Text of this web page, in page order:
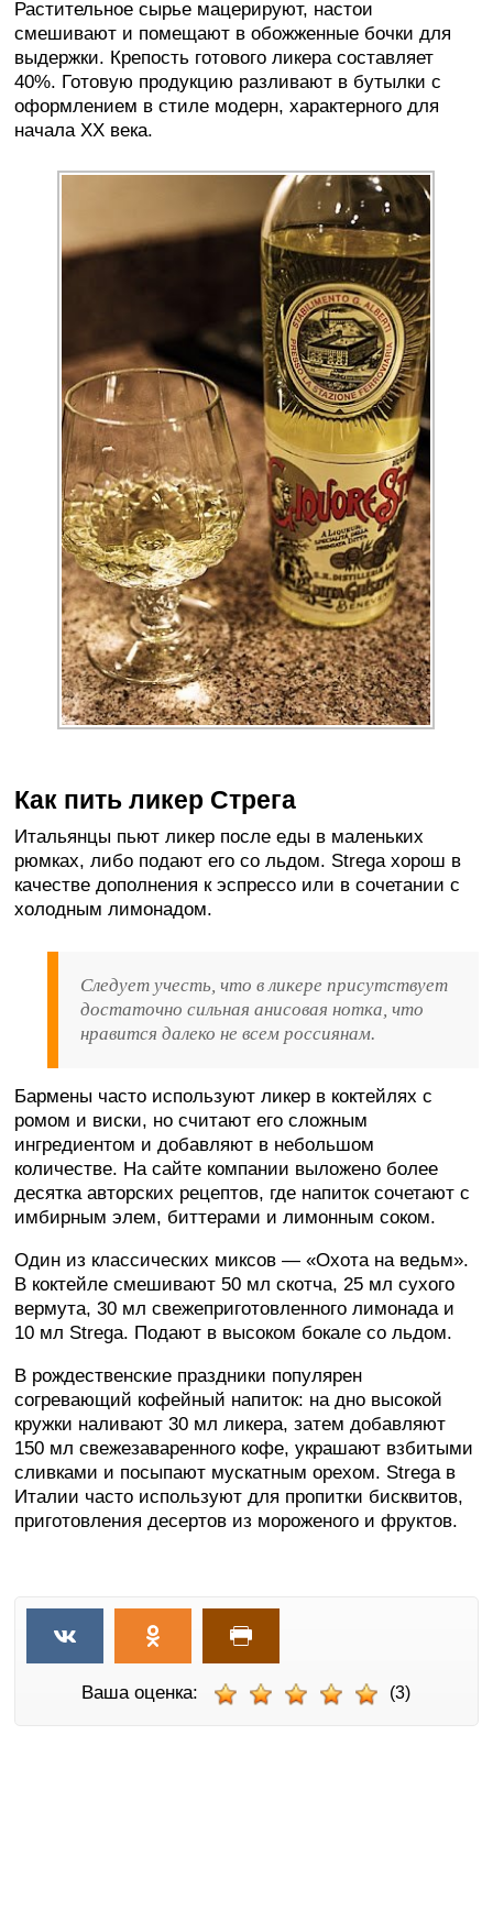
Растительное сырье мацерируют, настои
смешивают и помещают в обожженные бочки для
выдержки. Крепость готового ликера составляет
40%. Готовую продукцию разливают в бутылки с
оформлением в стиле модерн, характерного для
начала XX века.
Как пить ликер Стрега
Итальянцы пьют ликер после еды в маленьких
рюмках, либо подают его со льдом. Strega хорош в
качестве дополнения к эспрессо или в сочетании с
холодным лимонадом.
Следует учесть, что в ликере присутствует
достаточно сильная анисовая нотка, что
нравится далеко не всем россиянам.
Бармены часто используют ликер в коктейлях с
ромом и виски, но считают его сложным
ингредиентом и добавляют в небольшом
количестве. На сайте компании выложено более
десятка авторских рецептов, где напиток сочетают с
имбирным элем, биттерами и лимонным соком.
Один из классических миксов — «Охота на ведьм».
В коктейле смешивают 50 мл скотча, 25 мл сухого
вермута, 30 мл свежеприготовленного лимонада и
10 мл Strega. Подают в высоком бокале со льдом.
В рождественские праздники популярен
согревающий кофейный напиток: на дно высокой
кружки наливают 30 мл ликера, затем добавляют
150 мл свежезаваренного кофе, украшают взбитыми
сливками и посыпают мускатным орехом. Strega в
Италии часто используют для пропитки бисквитов,
приготовления десертов из мороженого и фруктов.
Ваша оценка: (3)